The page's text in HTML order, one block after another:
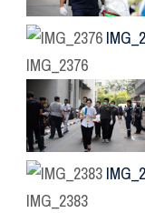
IMG_2376
IMG_2383